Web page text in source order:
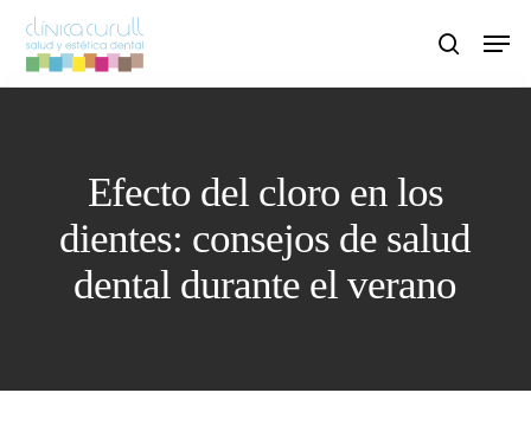
search
Menu
Efecto del cloro en los
dientes: consejos de salud
dental durante el verano